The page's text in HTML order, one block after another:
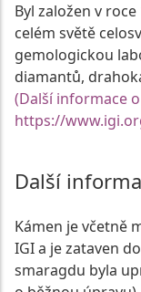
Byl založen v
celém světě
gemologickou
diamantů,
(Další informace
https://
Další
Kámen je včetně
IGI a je zataven
smaragdu byla